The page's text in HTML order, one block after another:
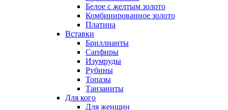
Белое с желтым золото
Комбинированное золото
Платина
Вставки
Бриллианты
Сапфиры
Изумруды
Рубины
Топазы
Танзаниты
Для кого
Для женщин